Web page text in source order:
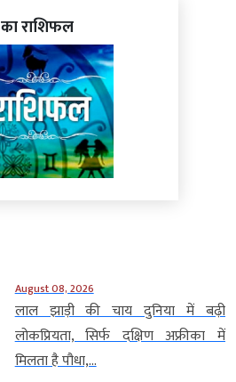
का राशिफल
August 08, 2026
लाल झाड़ी की चाय दुनिया में बढ़ी
लोकप्रियता, सिर्फ दक्षिण अफ्रीका में
मिलता है पौधा,...